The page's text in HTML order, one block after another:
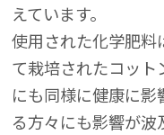
えています。
使用された化学肥料
て栽培されたコッ
にも同様に健康に
る方々にも影響が波